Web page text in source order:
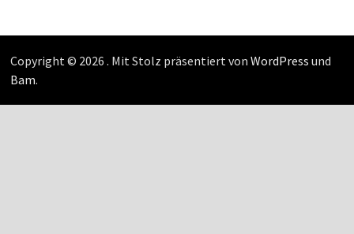
Copyright © 2026 . Mit Stolz präsentiert von WordPress und
Bam.